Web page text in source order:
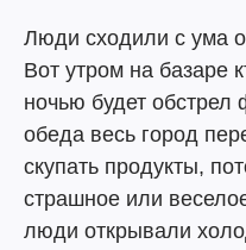
Люди сходили с ума
Вот утром на базаре
ночью будет
обеда весь город
скупать продукты,
страшное или
люди открывали